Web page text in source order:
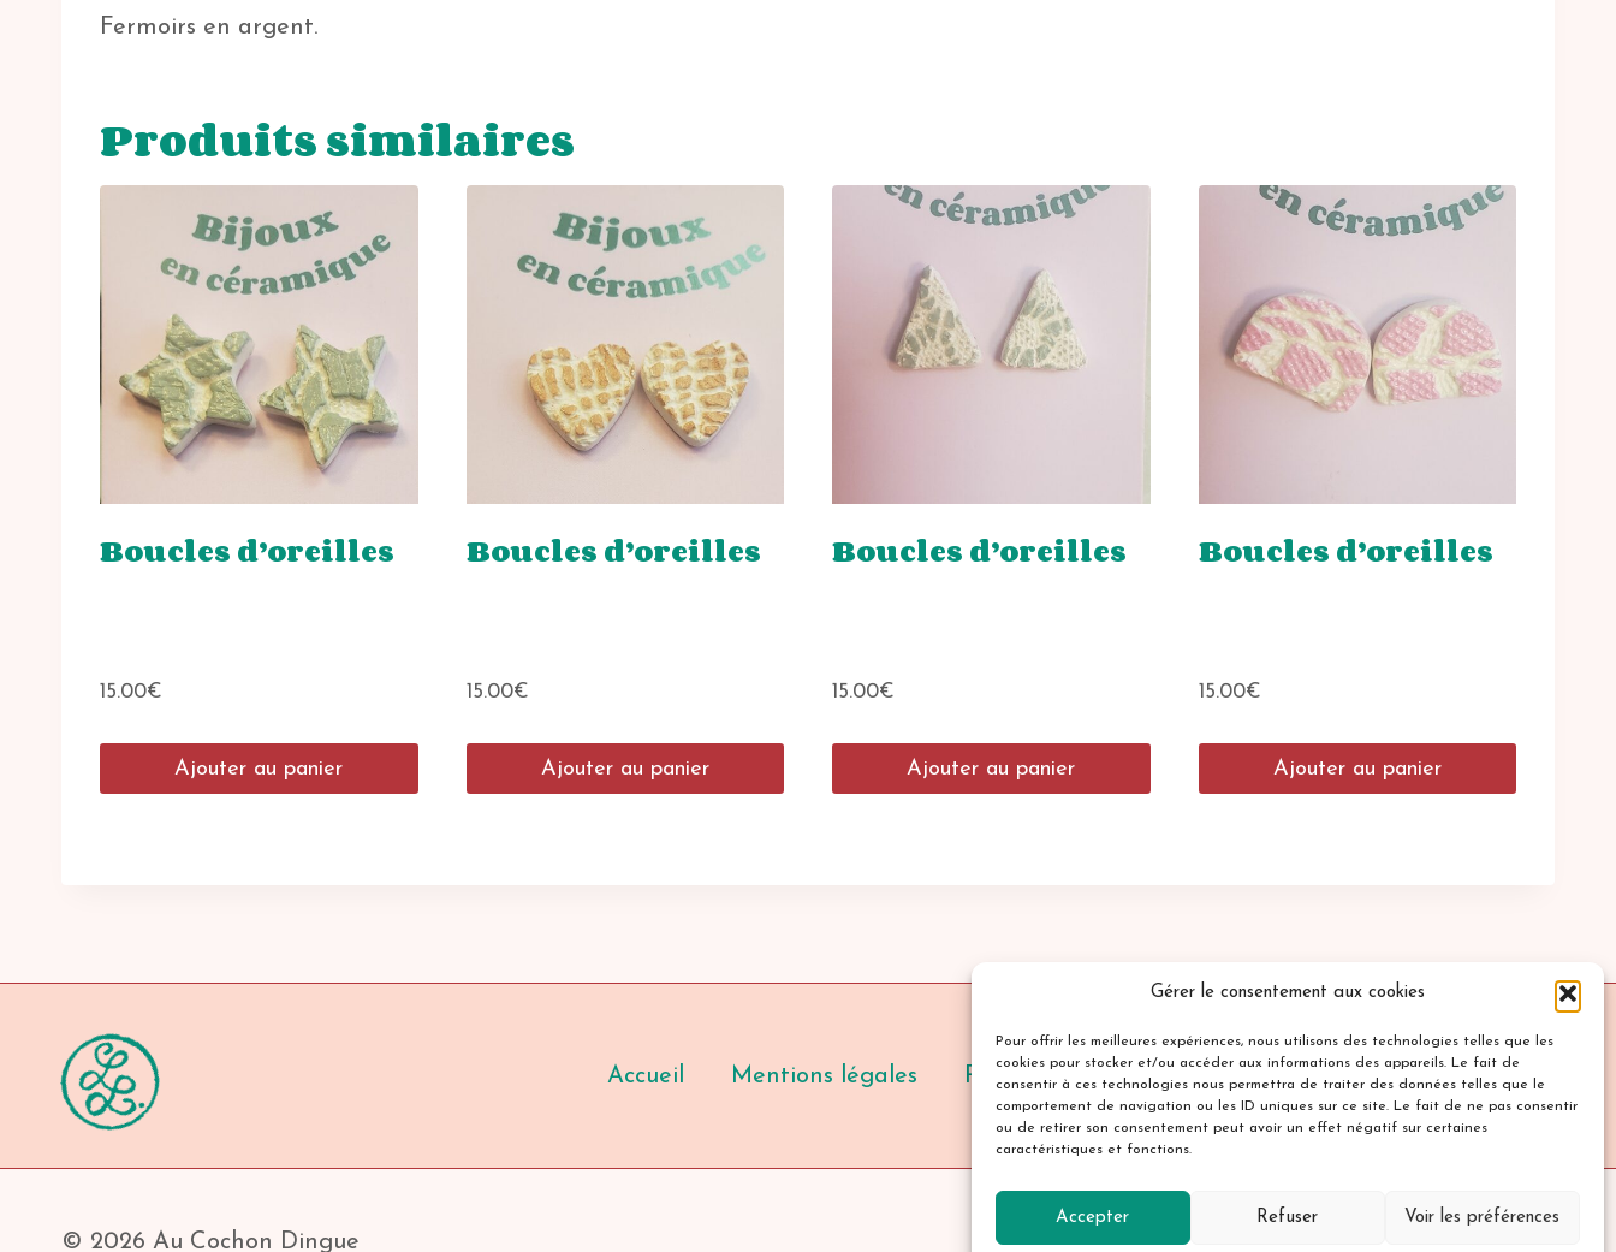
Gérer le consentement aux cookies
Pour offrir les meilleures expériences, nous utilisons des technologies telles que les
cookies pour stocker et/ou accéder aux informations des appareils. Le fait de
consentir à ces technologies nous permettra de traiter des données telles que le
comportement de navigation ou les ID uniques sur ce site. Le fait de ne pas consentir
ou de retirer son consentement peut avoir un effet négatif sur certaines
caractéristiques et fonctions.
Accepter Refuser Voir les préférences
Fermoirs en argent.
Produits similaires
Boucles d’oreilles
15.00€
Ajouter au panier
Boucles d’oreilles
15.00€
Ajouter au panier
Boucles d’oreilles
15.00€
Ajouter au panier
Boucles d’oreilles
15.00€
Ajouter au panier
Accueil Mentions légales Politique de confidentialité Cookies Contact
© 2026 Au Cochon Dingue